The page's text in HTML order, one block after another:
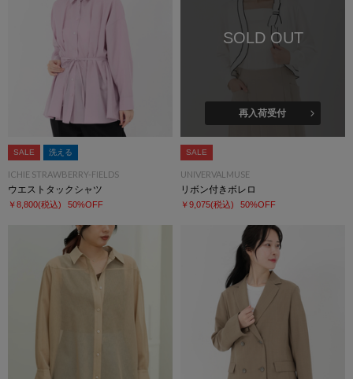
SALE 洗える
ICHIE STRAWBERRY-FIELDS
ウエストタックシャツ
￥8,800(税込) 50%OFF
SOLD OUT
再入荷受付
SALE
UNIVERVALMUSE
リボン付きボレロ
￥9,075(税込) 50%OFF